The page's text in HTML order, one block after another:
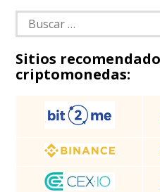
entradas
Buscar:
Sitios
criptomonedas: